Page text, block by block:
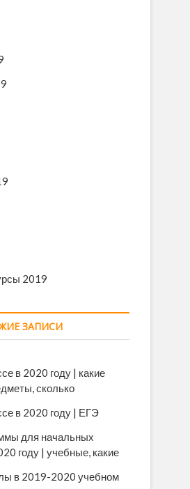
2019
ЗАПИСИ
в 2020 году | какие
сколько
в 2020 году | ЕГЭ
для начальных
году | учебные, какие
в 2019-2020 учебном